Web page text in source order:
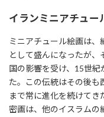
イランミニアチュー
ミニアチュール絵画は
として盛んになったが
国の影響を受け、15世
た。この伝統はその後も
まで常に進化を続けて
密画は、他のイスラムの